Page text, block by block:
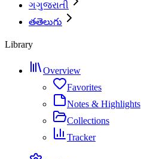
ગગુજરાતી
తతెలుగు
Library
Overview
Favorites
Notes & Highlights
Collections
Tracker